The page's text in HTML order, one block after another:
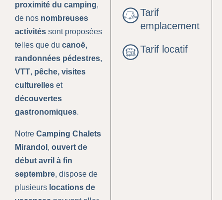
proximité du camping,
de nos nombreuses
activités sont proposées
telles que du canoë,
randonnées pédestres,
VTT, pêche, visites
culturelles et
découvertes
gastronomiques.
Notre Camping Chalets
Mirandol , ouvert de
début avril à fin
septembre, dispose de
plusieurs locations de
Tarif
emplacement
Tarif locatif